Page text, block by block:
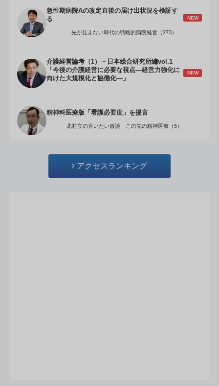
急性期病院Aの改定直後の届け出状況を検証す
る
NEW
先が見えない時代の戦略的病院経営（273）
介護経営論考（1）－日本総合研究所編vol.1
「今後の介護経営に必要な視点―経営力強化に
向けた大規模化と協働化―」
NEW
精神科医療版「看護必要度」を提言
北村立の言いたい放談 この先の精神医療（5）
アクセスランキング